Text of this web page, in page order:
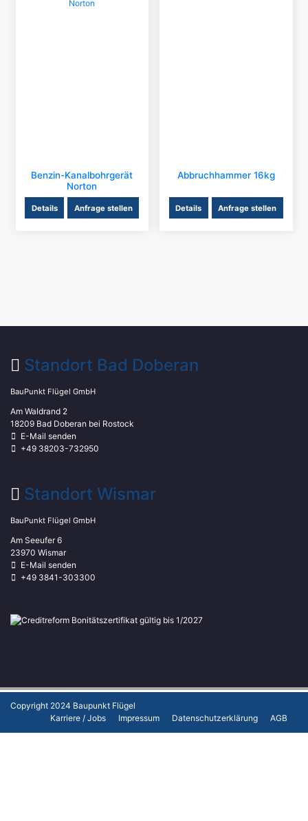
Benzin-Kanalbohrgerät
Norton
Details Anfrage stellen
Abbruchhammer 16kg
Details Anfrage stellen
Standort Bad Doberan
BauPunkt Flügel GmbH
Am Waldrand 2
18209 Bad Doberan bei Rostock
E-Mail senden
+49 38203-732950
Standort Wismar
BauPunkt Flügel GmbH
Am Seeufer 6
23970 Wismar
E-Mail senden
+49 3841-303300
Copyright 2024 Baupunkt Flügel
Karriere / Jobs
Impressum Datenschutzerklärung AGB